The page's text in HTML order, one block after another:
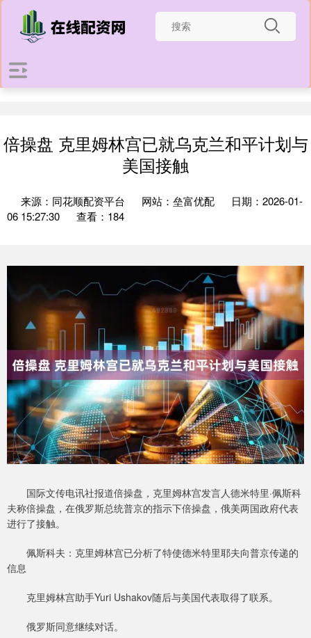
倍操盘 克里姆林宫已就乌克兰和平计划与
美国接触
来源：同花顺配资平台 网站：垒富优配
日期：2026-01-
06 15:27:30
查看：184
国际文传电讯社报道倍操盘，克里姆林宫发言人德米特里·佩斯科
夫称倍操盘，在俄罗斯总统普京的指示下倍操盘，俄美两国政府代表
进行了接触。
佩斯科夫：克里姆林宫已分析了特使德米特里耶夫向普京传递的
信息
克里姆林宫助手Yuri Ushakov随后与美国代表取得了联系。
俄罗斯同意继续对话。